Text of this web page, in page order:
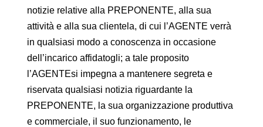
notizie relative alla PREPONENTE, alla sua
attività e alla sua clientela, di cui l’AGENTE verrà
in qualsiasi modo a conoscenza in occasione
dell’incarico affidatogli; a tale proposito
l’AGENTEsi impegna a mantenere segreta e
riservata qualsiasi notizia riguardante la
PREPONENTE, la sua organizzazione produttiva
e commerciale, il suo funzionamento, le